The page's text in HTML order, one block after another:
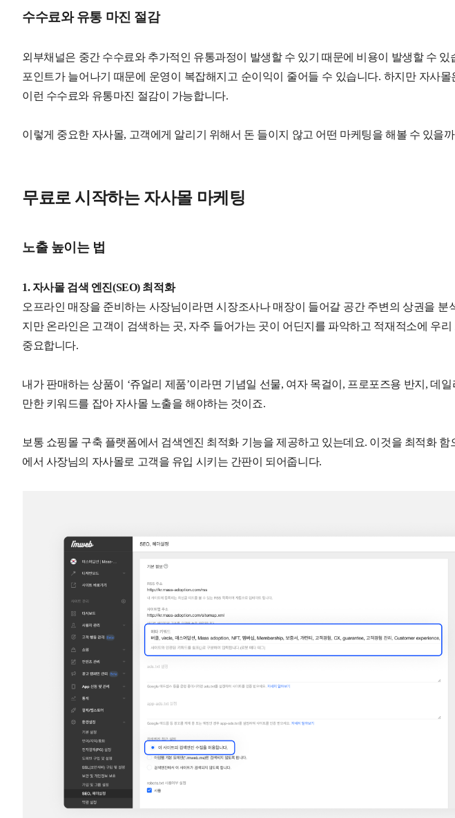
수수료와 유통 마진 절감
외부채널은 중간 수수료와 추가적인 유통과정이 발생할 수 있기 때문에 비용이 발생할 수 있
포인트가 늘어나기 때문에 운영이 복잡해지고 순이익이 줄어들 수 있습니다. 하지만 자사몰
이런 수수료와 유통마진 절감이 가능합니다.
이렇게 중요한 자사몰, 고객에게 알리기 위해서 돈 들이지 않고 어떤 마케팅을 해볼 수 있을
무료로 시작하는 자사몰 마케팅
노출 높이는 법
1. 자사몰 검색 엔진(SEO) 최적화
오프라인 매장을 준비하는 사장님이라면 시장조사나 매장이 들어갈 공간 주변의 상권을 분
지만 온라인은 고객이 검색하는 곳, 자주 들어가는 곳이 어딘지를 파악하고 적재적소에 우리
중요합니다.
내가 판매하는 상품이 ‘쥬얼리 제품’이라면 기념일 선물, 여자 목걸이, 프로포즈용 반지, 데
만한 키워드를 잡아 자사몰 노출을 해야하는 것이죠.
보통 쇼핑몰 구축 플랫폼에서 검색엔진 최적화 기능을 제공하고 있는데요. 이것을 최적화
에서 사장님의 자사몰로 고객을 유입 시키는 간판이 되어줍니다.